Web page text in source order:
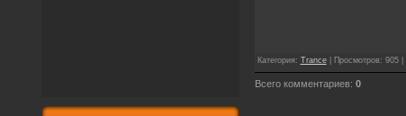
Категория: Trance| Просмотров: 905 |
Всего комментариев: 0